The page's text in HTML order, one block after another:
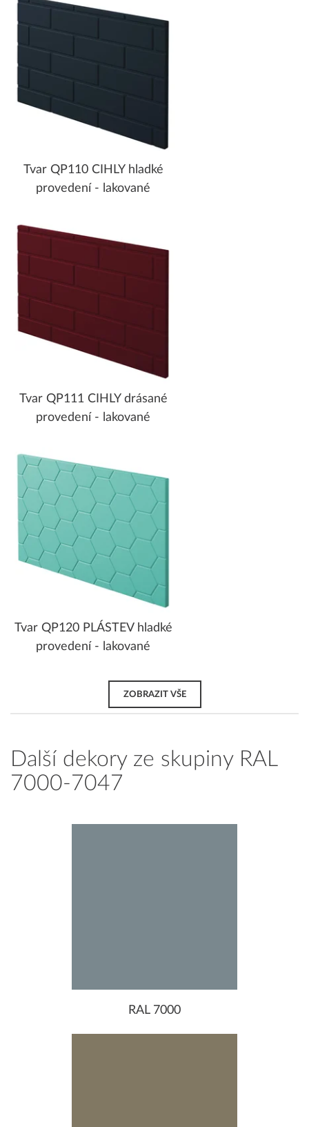
Tvar QP110 CIHLY hladké
provedení - lakované
Tvar QP111 CIHLY drásané
provedení - lakované
Tvar QP120 PLÁSTEV hladké
provedení - lakované
ZOBRAZIT VŠE
Další dekory ze skupiny RAL
7000-7047
RAL 7000